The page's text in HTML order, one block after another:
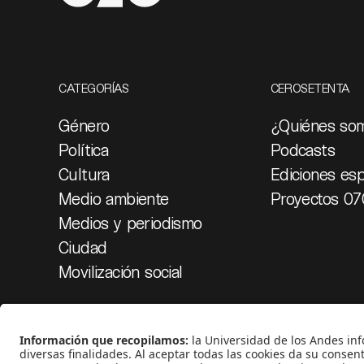
CATEGORÍAS
Género
Política
Cultura
Medio ambiente
Medios y periodismo
Ciudad
Movilización social
CEROSETENTA
¿Quiénes
Podcasts
Ediciones
Proyectos